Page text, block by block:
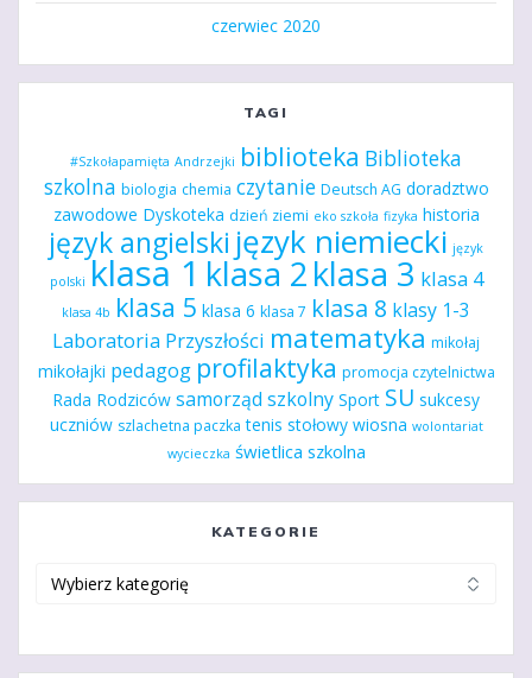
czerwiec 2020
TAGI
#Szkołapamięta Andrzejki biblioteka Biblioteka
szkolna biologia chemia czytanie Deutsch AG doradztwo
zawodowe Dyskoteka dzień ziemi eko szkoła fizyka historia
język angielski język niemiecki język
polski klasa 1 klasa 2klasa 3 klasa 4
klasa 4b klasa 5 klasa 6 klasa 7 klasa 8 klasy 1-3
Laboratoria Przyszłości matematyka mikołaj
mikołajki pedagog profilaktyka promocja czytelnictwa
Rada Rodziców samorząd szkolny Sport SU sukcesy
uczniów szlachetna paczka tenis stołowy wiosna wolontariat
wycieczka świetlica szkolna
KATEGORIE